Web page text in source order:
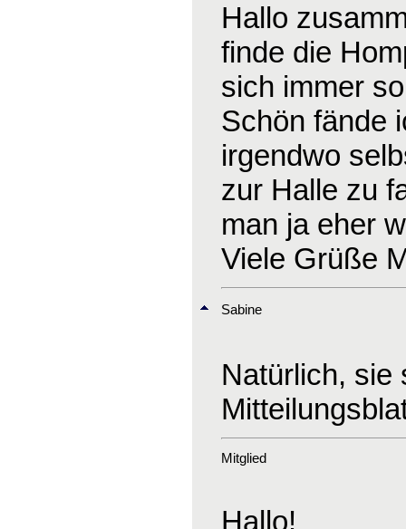
Hallo
finde die
sich immer
Schön fände
irgendwo
zur Halle zu
man ja eher
Viele Grüße
Sabine
Natürlich, sie
Mitglied
Hallo!